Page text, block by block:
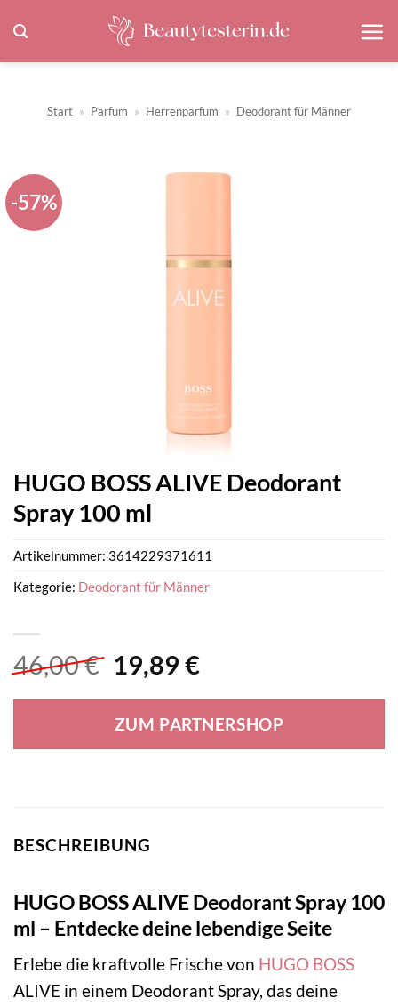
Inhalt
springen
Start » Parfum » Herrenparfum » Deodorant für Männer
-57%
HUGO BOSS ALIVE Deodorant
Spray 100 ml
46,00€ Ursprünglicher
war:
46,00 €
19,89 €Aktueller
ist:
19,89 €.
ZUM PARTNERSHOP
Artikelnummer: 3614229371611
Kategorie: Deodorant für Männer
BESCHREIBUNG
HUGO BOSS ALIVE Deodorant Spray 100
ml – Entdecke deine lebendige Seite
Erlebe die kraftvolle Frische von HUGO BOSS
ALIVE in einem Deodorant Spray, das deine